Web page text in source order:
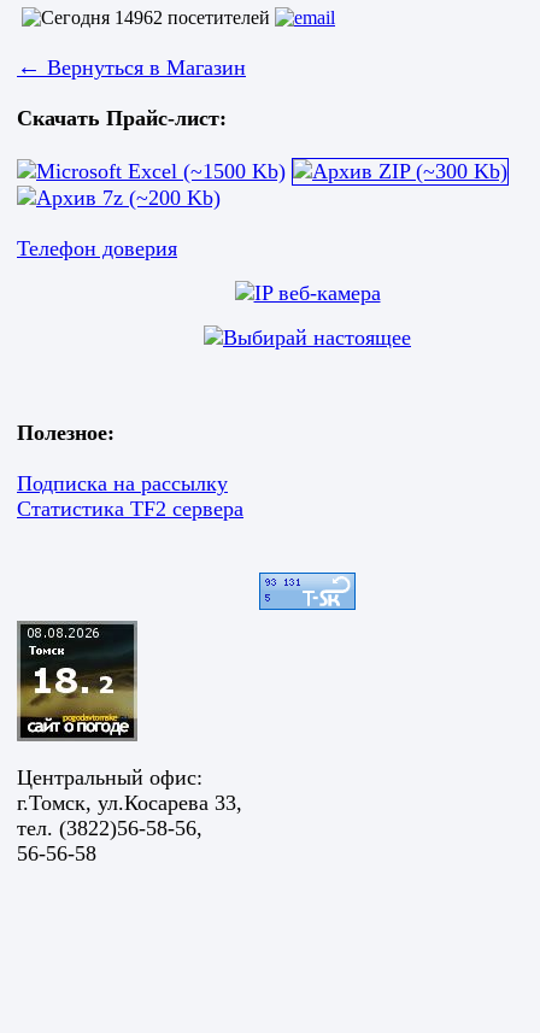
← Вернуться в Магазин
Скачать Прайс-лист:
Телефон доверия
Полезное:
Подписка на рассылку
Статистика TF2 сервера
Центральный офис:
г.Томск, ул.Косарева 33,
тел. (3822)56-58-56,
56-56-58